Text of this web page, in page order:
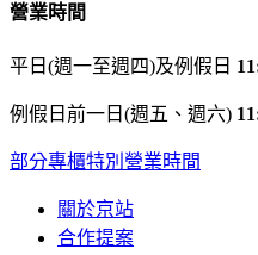
營業時間
平日(週一至週四)及例假日
例假日前一日(週五、週六)
部分專櫃特別營業時間
關於京站
合作提案